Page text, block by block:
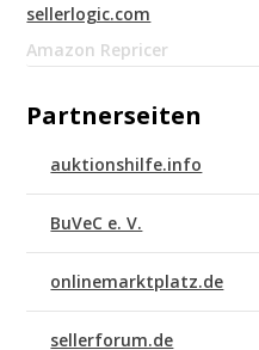
sellerlogic.com
Amazon Repricer
Partnerseiten
auktionshilfe.info
BuVeC e. V.
onlinemarktplatz.de
sellerforum.de